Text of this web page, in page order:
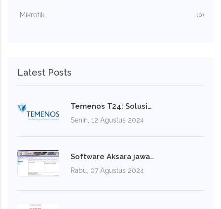
Mikrotik (0)
Latest Posts
Temenos T24: Solusi…
Senin, 12 Agustus 2024
Software Aksara jawa…
Rabu, 07 Agustus 2024